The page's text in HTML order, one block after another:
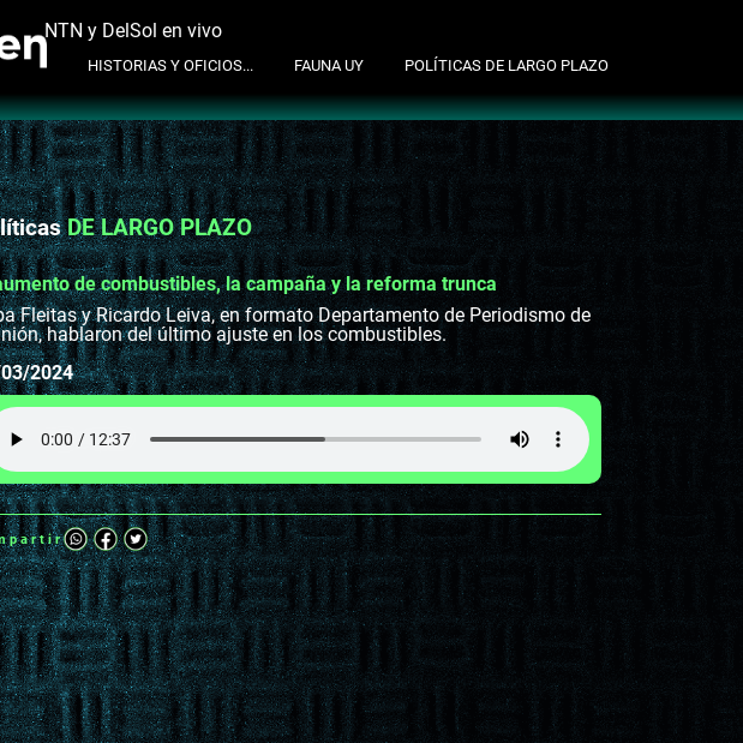
suscribite al newsletter
NTN y DelSol en vivo
HISTORIAS Y OFICIOS... FAUNA UY POLÍTICAS DE LARGO PLAZO
DE LARGO PLAZO
de combustibles, la campaña y la reforma trunca
Fleitas y Ricardo Leiva, en formato Departamento de Periodismo de
hablaron del último ajuste en los combustibles.
2024